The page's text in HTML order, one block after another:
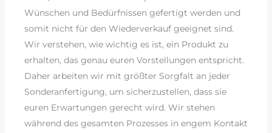
Wünschen und Bedürfnissen gefertigt werden und
somit nicht für den Wiederverkauf geeignet sind.
Wir verstehen, wie wichtig es ist, ein Produkt zu
erhalten, das genau euren Vorstellungen entspricht.
Daher arbeiten wir mit größter Sorgfalt an jeder
Sonderanfertigung, um sicherzustellen, dass sie
euren Erwartungen gerecht wird. Wir stehen
während des gesamten Prozesses in engem Kontakt